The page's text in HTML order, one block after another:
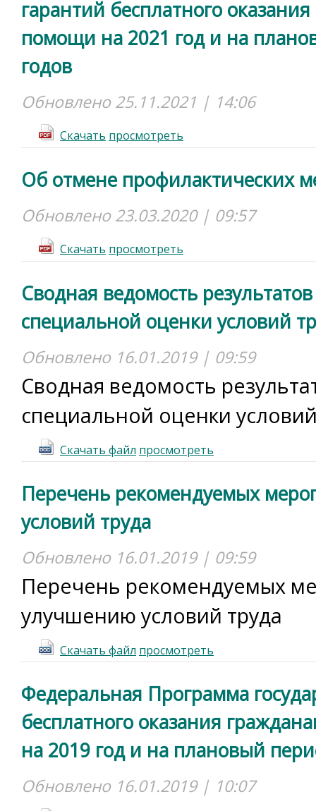
гарантий бесплатного
помощи на 2021 год и на
годов
Обновлено 25.11.2021 | 14:06
Cкачать просмотреть
Об отмене профилактических
Обновлено 23.03.2020 | 09:57
Cкачать просмотреть
Сводная ведомость
специальной оценки условий
Обновлено 16.01.2019 | 09:59
Сводная ведомость
специальной оценки
Скачать файл просмотреть
Перечень рекомендуемых
условий труда
Обновлено 16.01.2019 | 09:59
Перечень рекомендуемых
улучшению условий труда
Скачать файл просмотреть
Федеральная Программа
бесплатного оказания
на 2019 год и на плановый
Обновлено 16.01.2019 | 10:07